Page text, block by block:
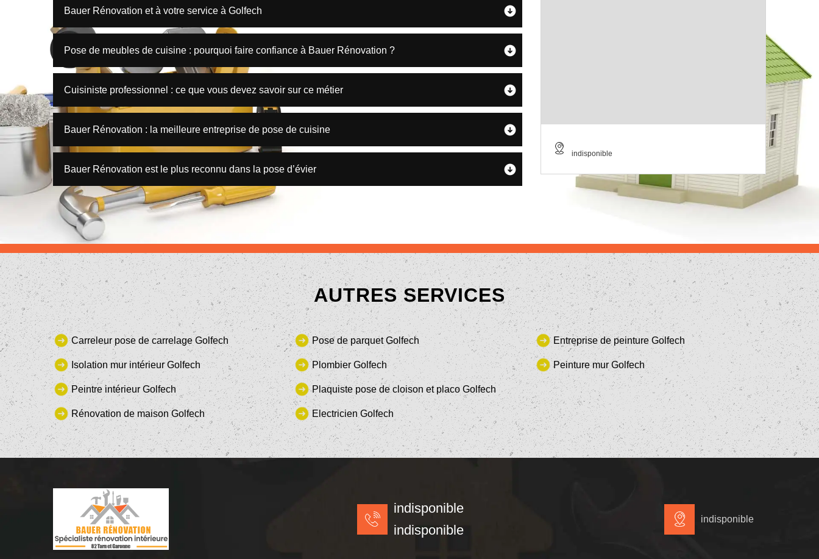
Bauer Rénovation et à votre service à Golfech
Pose de meubles de cuisine : pourquoi faire confiance à Bauer Rénovation ?
Cuisiniste professionnel : ce que vous devez savoir sur ce métier
Bauer Rénovation : la meilleure entreprise de pose de cuisine
Bauer Rénovation est le plus reconnu dans la pose d’évier
indisponible
AUTRES SERVICES
Carreleur pose de carrelage Golfech
Isolation mur intérieur Golfech
Peintre intérieur Golfech
Rénovation de maison Golfech
Pose de parquet Golfech
Plombier Golfech
Plaquiste pose de cloison et placo Golfech
Electricien Golfech
Entreprise de peinture Golfech
Peinture mur Golfech
indisponible
indisponible
indisponible